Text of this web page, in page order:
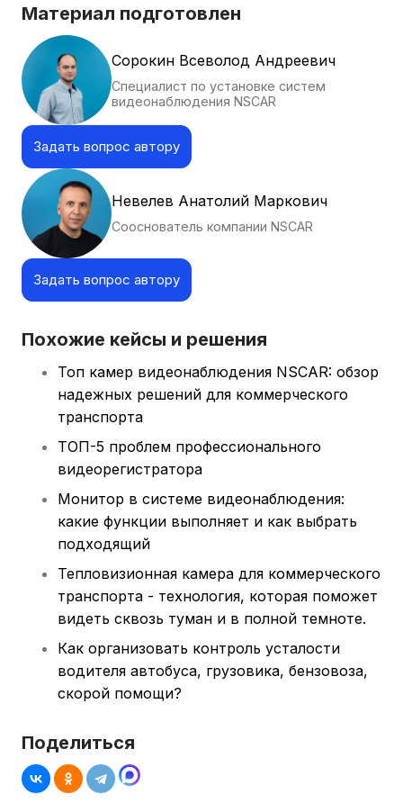
Материал подготовлен
Сорокин Всеволод Андреевич
Специалист по установке систем
видеонаблюдения NSCAR
Задать вопрос автору
Невелев Анатолий Маркович
Сооснователь компании NSCAR
Задать вопрос автору
Похожие кейсы и решения
Топ камер видеонаблюдения NSCAR: обзор
надежных решений для коммерческого
транспорта
ТОП-5 проблем профессионального
видеорегистратора
Монитор в системе видеонаблюдения:
какие функции выполняет и как выбрать
подходящий
Тепловизионная камера для коммерческого
транспорта - технология, которая поможет
видеть сквозь туман и в полной темноте.
Как организовать контроль усталости
водителя автобуса, грузовика, бензовоза,
скорой помощи?
Поделиться